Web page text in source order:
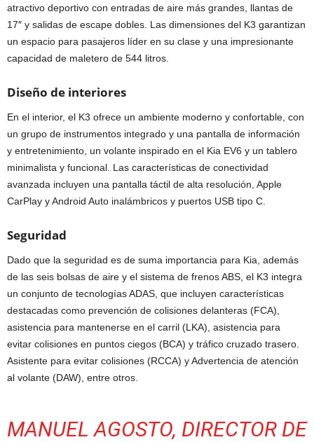
atractivo deportivo con entradas de aire más grandes, llantas de
17″ y salidas de escape dobles. Las dimensiones del K3 garantizan
un espacio para pasajeros líder en su clase y una impresionante
capacidad de maletero de 544 litros.
Diseño de interiores
En el interior, el K3 ofrece un ambiente moderno y confortable, con
un grupo de instrumentos integrado y una pantalla de información
y entretenimiento, un volante inspirado en el Kia EV6 y un tablero
minimalista y funcional. Las características de conectividad
avanzada incluyen una pantalla táctil de alta resolución, Apple
CarPlay y Android Auto inalámbricos y puertos USB tipo C.
Seguridad
Dado que la seguridad es de suma importancia para Kia, además
de las seis bolsas de aire y el sistema de frenos ABS, el K3 integra
un conjunto de tecnologías ADAS, que incluyen características
destacadas como prevención de colisiones delanteras (FCA),
asistencia para mantenerse en el carril (LKA), asistencia para
evitar colisiones en puntos ciegos (BCA) y tráfico cruzado trasero.
Asistente para evitar colisiones (RCCA) y Advertencia de atención
al volante (DAW), entre otros.
MANUEL AGOSTO, DIRECTOR DE